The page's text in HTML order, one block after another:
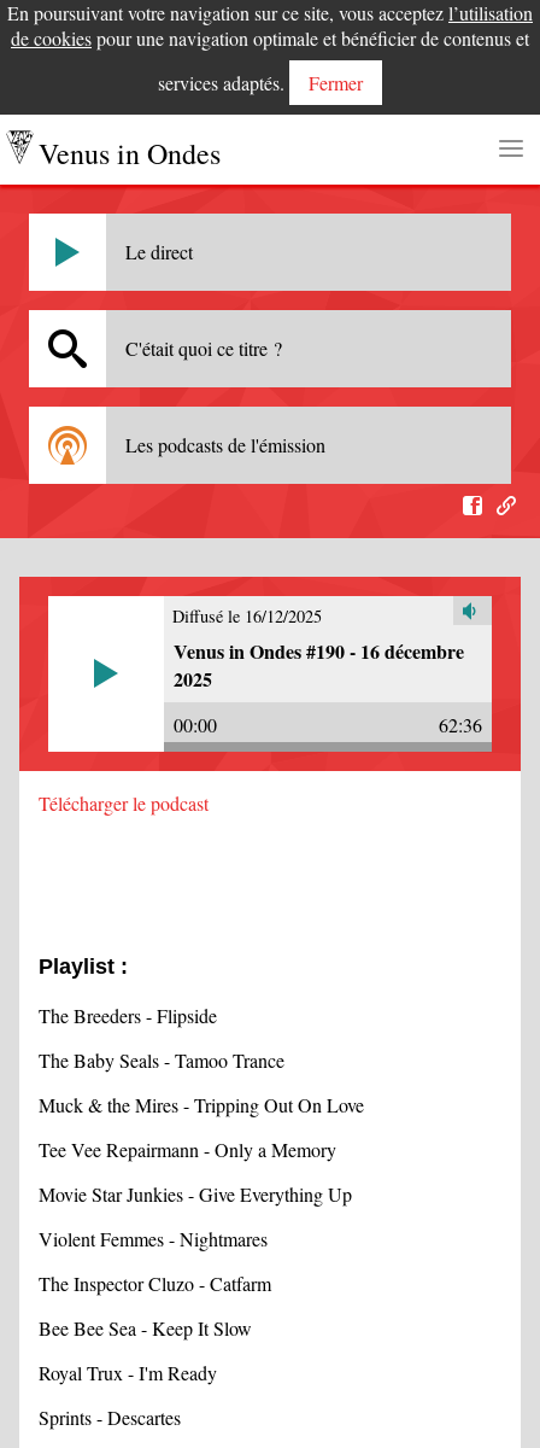
En poursuivant votre navigation sur ce site, vous acceptezl’utilisation
de cookiespour une navigation optimale et bénéficier de contenus et
services adaptés.
Fermer
Venus in Ondes
Le direct
C'était quoi ce titre ?
Les podcasts de l'émission
Diffusé le 16/12/2025
Venus in Ondes #190 - 16 décembre
2025
00:00 62:36
Télécharger le podcast
Playlist :
The Breeders - Flipside
The Baby Seals - Tamoo Trance
Muck & the Mires - Tripping Out On Love
Tee Vee Repairmann - Only a Memory
Movie Star Junkies - Give Everything Up
Violent Femmes - Nightmares
The Inspector Cluzo - Catfarm
Bee Bee Sea - Keep It Slow
Royal Trux - I'm Ready
Sprints - Descartes